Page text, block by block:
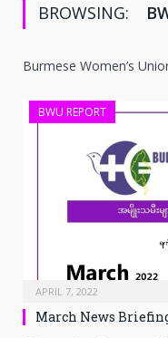
BROWSING:
Burmese Women’s
BWU REPORT
APRIL 7, 2022
March News